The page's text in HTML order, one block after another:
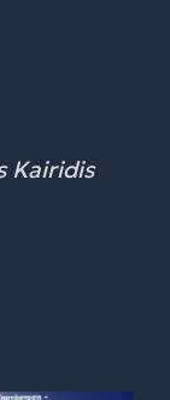
Kairidis